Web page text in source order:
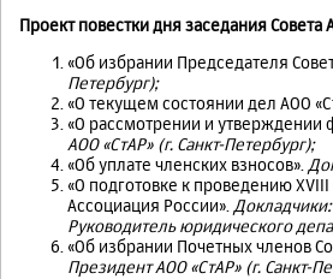
Проект повестки дня заседания Совета
«Об избрании Председателя
Петербург);
«О текущем состоянии дел АОО
«О рассмотрении и утверждении
АОО «СтАР» (г. Санкт-Петербург);
«Об уплате членских взносов».
«О подготовке к проведению
Ассоциация России». Докладчики:
Руководитель юридического
«Об избрании Почетных членов
Президент АОО «СтАР» (г. Санкт-